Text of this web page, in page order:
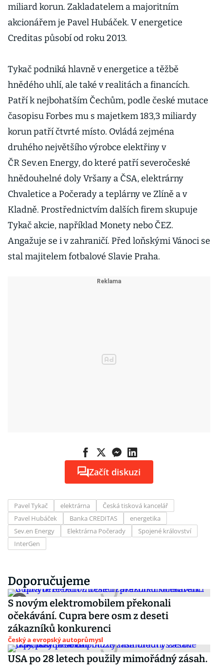
miliard korun. Zakladatelem a majoritním
akcionářem je Pavel Hubáček. V energetice
Creditas působí od roku 2013.
Tykač podniká hlavně v energetice a těžbě
hnědého uhlí, ale také v realitách a financích.
Patří k nejbohatším Čechům, podle české mutace
časopisu Forbes mu s majetkem 183,3 miliardy
korun patří čtvrté místo. Ovládá zejména
druhého největšího výrobce elektřiny v
ČR Sev.en Energy, do které patří severočeské
hnědouhelné doly Vršany a ČSA, elektrárny
Chvaletice a Počerady a teplárny ve Zlíně a v
Kladně. Prostřednictvím dalších firem skupuje
Tykač akcie, například Monety nebo ČEZ.
Angažuje se i v zahraničí. Před loňskými Vánoci se
stal majitelem fotbalové Slavie Praha.
Začít diskuzi
Pavel Tykač elektrárna
Česká tisková kancelář
Pavel Hubáček
Banka CREDITAS
energetika
Sev.en Energy
Elektrárna Počerady
Spojené království
InterGen
Doporučujeme
S novým elektromobilem překonali
očekávání. Cupra bere osm z deseti
zákazníků konkurenci
Český a evropský autoprůmysl
USA po 28 letech použily mimořádný zásah.